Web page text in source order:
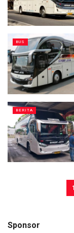
BUS
BERITA
1
Sponsor